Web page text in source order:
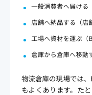
一般消費者へ届ける
店舗へ納品する（店
工場へ資材を運ぶ（
倉庫から倉庫へ移動
物流倉庫の現場では
もよくあります。た